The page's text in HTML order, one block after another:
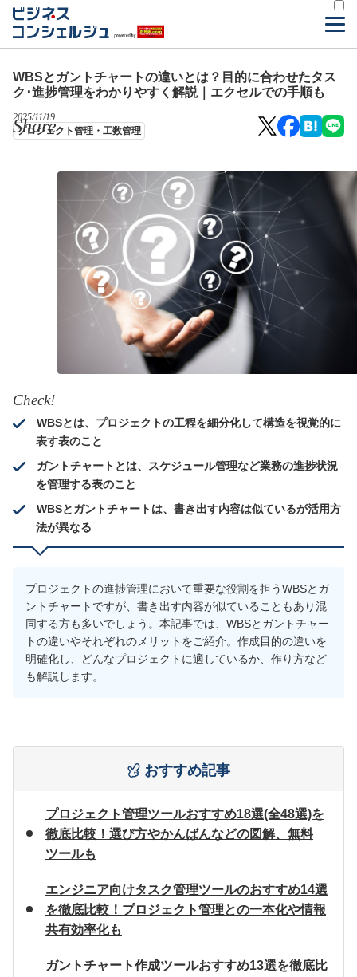
WBSとガントチャートの違いとは？目的に合わせたタス
ク･進捗管理をわかりやすく解説｜エクセルでの手順も
2025/11/19
プロジェクト管理・工数管理
Share
Check!
WBSとは、プロジェクトの工程を細分化して構造を視覚的に
表す表のこと
ガントチャートとは、スケジュール管理など業務の進捗状況
を管理する表のこと
WBSとガントチャートは、書き出す内容は似ているが活用方
法が異なる
プロジェクトの進捗管理において重要な役割を担うWBSとガ
ントチャートですが、書き出す内容が似ていることもあり混
同する方も多いでしょう。本記事では、WBSとガントチャー
トの違いやそれぞれのメリットをご紹介。作成目的の違いを
明確化し、どんなプロジェクトに適しているか、作り方など
も解説します。
おすすめ記事
プロジェクト管理ツールおすすめ18選(全48選)を
徹底比較！選び方やかんばんなどの図解、無料
ツールも
エンジニア向けタスク管理ツールのおすすめ14選
を徹底比較！プロジェクト管理との一本化や情報
共有効率化も
ガントチャート作成ツールおすすめ13選を徹底比